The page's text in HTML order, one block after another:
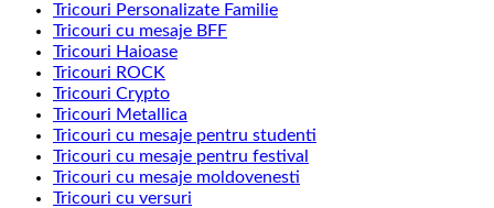
Tricouri Personalizate Familie
Tricouri cu mesaje BFF
Tricouri Haioase
Tricouri ROCK
Tricouri Crypto
Tricouri Metallica
Tricouri cu mesaje pentru studenti
Tricouri cu mesaje pentru festival
Tricouri cu mesaje moldovenesti
Tricouri cu versuri